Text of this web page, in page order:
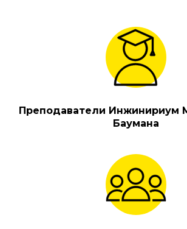
Преподаватели Инжинириум
Баумана